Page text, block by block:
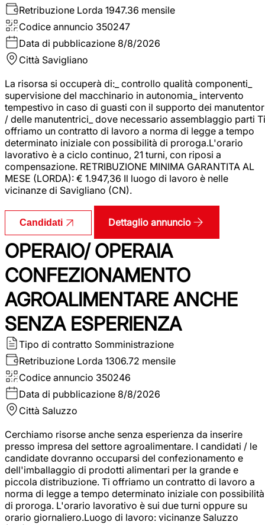
Retribuzione Lorda 1947.36 mensile
Codice annuncio 350247
Data di pubblicazione 8/8/2026
Città Savigliano
La risorsa si occuperà di:_ controllo qualità componenti_
supervisione del macchinario in autonomia_ intervento
tempestivo in caso di guasti con il supporto dei
/ delle manutentrici_ dove necessario assemblaggio parti Ti
offriamo un contratto di lavoro a norma di legge a tempo
determinato iniziale con possibilità di proroga.L'orario
lavorativo è a ciclo continuo, 21 turni, con riposi a
compensazione. RETRIBUZIONE MINIMA GARANTITA AL
MESE (LORDA): € 1.947,36 Il luogo di lavoro è nelle
vicinanze di Savigliano (CN).
Candidati Dettaglio annuncio
OPERAIO/ OPERAIA
CONFEZIONAMENTO
AGROALIMENTARE ANCHE
SENZA ESPERIENZA
Tipo di contratto Somministrazione
Retribuzione Lorda 1306.72 mensile
Codice annuncio 350246
Data di pubblicazione 8/8/2026
Città Saluzzo
Cerchiamo risorse anche senza esperienza da inserire
presso impresa del settore agroalimentare. I candidati / le
candidate dovranno occuparsi del confezionamento e
dell'imballaggio di prodotti alimentari per la grande e
piccola distribuzione. Ti offriamo un contratto di lavoro a
norma di legge a tempo determinato iniziale con possibilità
di proroga. L'orario lavorativo è sui due turni oppure su
orario giornaliero.Luogo di lavoro: vicinanze Saluzzo